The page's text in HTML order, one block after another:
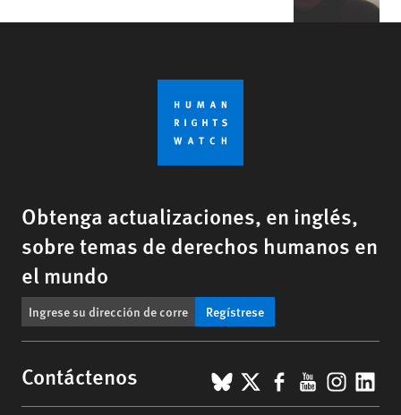
Obtenga actualizaciones, en inglés,
sobre temas de derechos humanos en
el mundo
Regístrese
Contáctenos BlueSky
X Facebook
YouTube